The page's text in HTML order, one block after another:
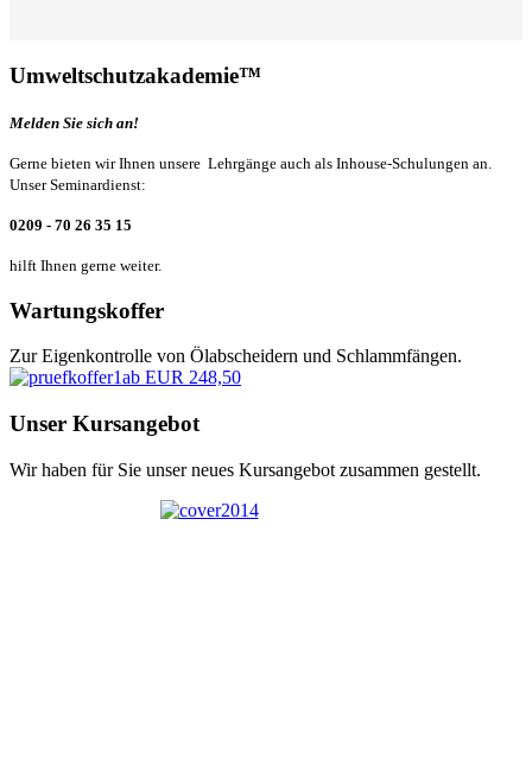
Umweltschutzakademie™
Melden Sie sich an!
Gerne bieten wir Ihnen unsere Lehrgänge auch als Inhouse-Schulungen an.
Unser Seminardienst:
0209 - 70 26 35 15
hilft Ihnen gerne weiter.
Wartungskoffer
Zur Eigenkontrolle von Ölabscheidern und Schlammfängen.
ab EUR 248,50
Unser Kursangebot
Wir haben für Sie unser neues Kursangebot zusammen gestellt.